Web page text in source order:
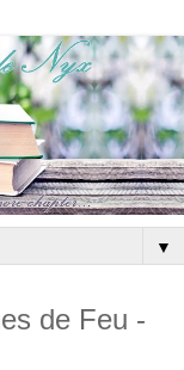
▼
de Feu -